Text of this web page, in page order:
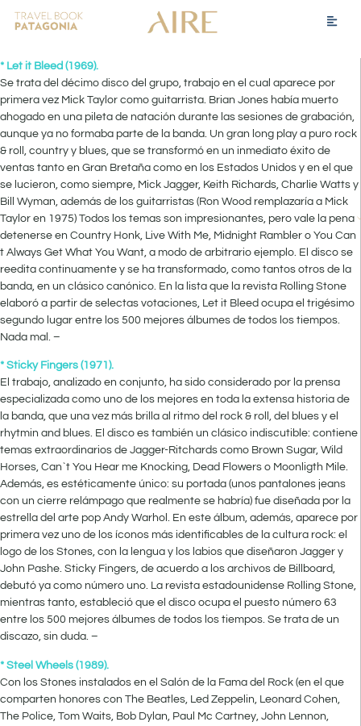
* Let it Bleed (1969).
Se trata del décimo disco del grupo, trabajo en el cual aparece por
primera vez Mick Taylor como guitarrista. Brian Jones había muerto
ahogado en una pileta de natación durante las sesiones de grabación,
aunque ya no formaba parte de la banda. Un gran long play a puro rock
& roll, country y blues, que se transformó en un inmediato éxito de
ventas tanto en Gran Bretaña como en los Estados Unidos y en el que
se lucieron, como siempre, Mick Jagger, Keith Richards, Charlie Watts y
Bill Wyman, además de los guitarristas (Ron Wood remplazaría a Mick
Taylor en 1975) Todos los temas son impresionantes, pero vale la pena
detenerse en Country Honk, Live With Me, Midnight Rambler o You Can
t Always Get What You Want, a modo de arbitrario ejemplo. El disco se
reedita continuamente y se ha transformado, como tantos otros de la
banda, en un clásico canónico. En la lista que la revista Rolling Stone
elaboró a partir de selectas votaciones, Let it Bleed ocupa el trigésimo
segundo lugar entre los 500 mejores álbumes de todos los tiempos.
Nada mal. –
* Sticky Fingers (1971).
El trabajo, analizado en conjunto, ha sido considerado por la prensa
especializada como uno de los mejores en toda la extensa historia de
la banda, que una vez más brilla al ritmo del rock & roll, del blues y el
rhytmin and blues. El disco es también un clásico indiscutible: contiene
temas extraordinarios de Jagger-Ritchards como Brown Sugar, Wild
Horses, Can`t You Hear me Knocking, Dead Flowers o Moonligth Mile.
Además, es estéticamente único: su portada (unos pantalones jeans
con un cierre relámpago que realmente se habría) fue diseñada por la
estrella del arte pop Andy Warhol. En este álbum, además, aparece por
primera vez uno de los íconos más identificables de la cultura rock: el
logo de los Stones, con la lengua y los labios que diseñaron Jagger y
John Pashe. Sticky Fingers, de acuerdo a los archivos de Billboard,
debutó ya como número uno. La revista estadounidense Rolling Stone,
mientras tanto, estableció que el disco ocupa el puesto número 63
entre los 500 mejores álbumes de todos los tiempos. Se trata de un
discazo, sin duda. –
* Steel Wheels (1989).
Con los Stones instalados en el Salón de la Fama del Rock (en el que
comparten honores con The Beatles, Led Zeppelin, Leonard Cohen,
The Police, Tom Waits, Bob Dylan, Paul Mc Cartney, John Lennon,